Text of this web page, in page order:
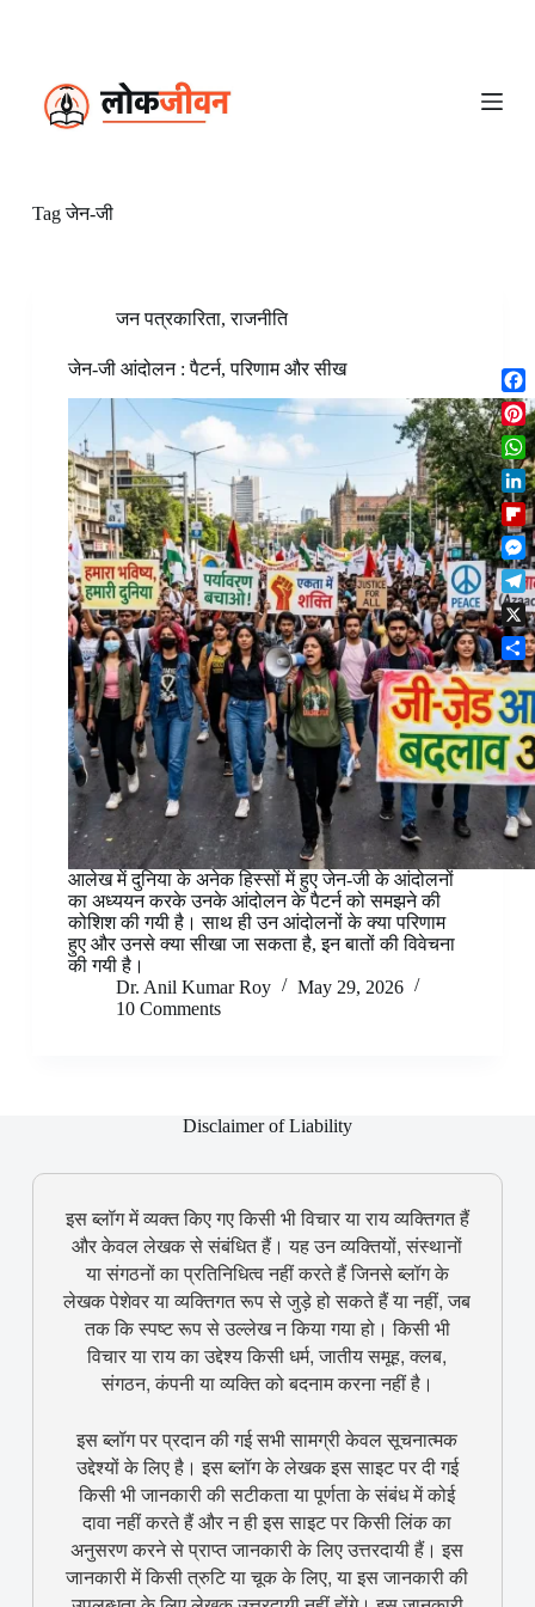
Tagजेन-जी
जन पत्रकारिता,राजनीति
जेन-जी आंदोलन : पैटर्न, परिणाम और सीख
आलेख में दुनिया के अनेक हिस्सों में हुए जेन-जी के आंदोलनों
का अध्ययन करके उनके आंदोलन के पैटर्न को समझने की
कोशिश की गयी है। साथ ही उन आंदोलनों के क्या परिणाम
हुए और उनसे क्या सीखा जा सकता है, इन बातों की विवेचना
की गयी है।
Dr. Anil Kumar Roy
May 29, 2026
10 Comments
Disclaimer of Liability
इस ब्लॉग में व्यक्त किए गए किसी भी विचार या राय व्यक्तिगत हैं
और केवल लेखक से संबंधित हैं। यह उन व्यक्तियों, संस्थानों
या संगठनों का प्रतिनिधित्व नहीं करते हैं जिनसे ब्लॉग के
लेखक पेशेवर या व्यक्तिगत रूप से जुड़े हो सकते हैं या नहीं, जब
तक कि स्पष्ट रूप से उल्लेख न किया गया हो। किसी भी
विचार या राय का उद्देश्य किसी धर्म, जातीय समूह, क्लब,
संगठन, कंपनी या व्यक्ति को बदनाम करना नहीं है।
इस ब्लॉग पर प्रदान की गई सभी सामग्री केवल सूचनात्मक
उद्देश्यों के लिए है। इस ब्लॉग के लेखक इस साइट पर दी गई
किसी भी जानकारी की सटीकता या पूर्णता के संबंध में कोई
दावा नहीं करते हैं और न ही इस साइट पर किसी लिंक का
अनुसरण करने से प्राप्त जानकारी के लिए उत्तरदायी हैं। इस
जानकारी में किसी त्रुटि या चूक के लिए, या इस जानकारी की
F
a
c
e
b
o
o
k
P
i
n
t
e
r
e
s
t
W
h
a
t
s
A
p
p
L
i
n
k
e
d
I
n
F
l
i
p
b
o
a
r
d
M
e
s
s
e
n
g
e
r
T
e
l
e
g
r
a
m
X
S
h
a
r
e